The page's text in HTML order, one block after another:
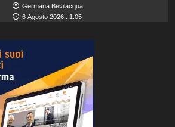
Germana Bevilacqua
6 Agosto 2026 : 1:05